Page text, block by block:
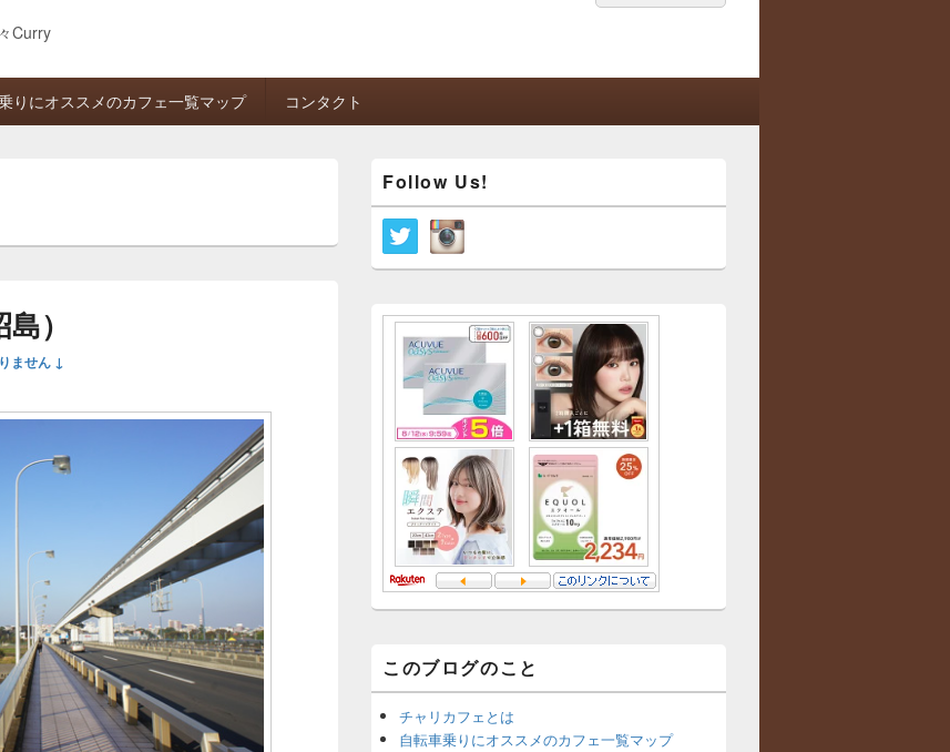
Curry
索: 索
りにオススメのカフェ一覧マップ コンタクト
）
ません ↓
イ
ン
サ
ド
Follow Us!
このブログのこと
チャリカフェとは
自転車乗りにオススメのカフェ一覧マップ